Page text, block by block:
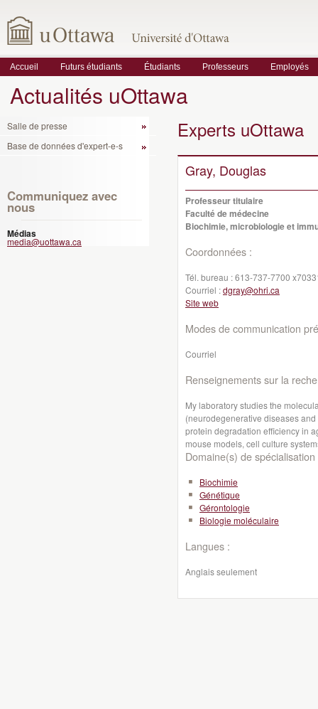
Accueil Futurs étudiants Étudiants Professeurs Employés
Actualités uOttawa
Salle de presse
Base de données d'expert-e-s
Communiquez avec
nous
Médias
media@uottawa.ca
Experts uOttawa
Gray, Douglas
Professeur titulaire
Faculté de médecine
Biochimie, microbiologie et
Coordonnées :
Tél. bureau :613-737-7700
Courriel :dgray@ohri.ca
Site web
Modes de communication
Courriel
Renseignements sur la
My laboratory studies the
(neurodegenerative diseases
protein degradation efficiency in
mouse models, cell culture
Domaine(s) de spécialisation
Biochimie
Génétique
Gérontologie
Biologie moléculaire
Langues :
Anglais seulement